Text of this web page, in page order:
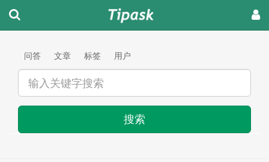
问答 文章 标签 用户
搜索